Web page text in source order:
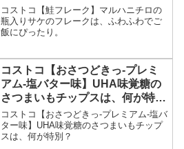
コストコ【鮭フレーク】マルハニチロの
瓶入りサケのフレークは、ふわふわでご
飯にぴったり。
コストコ【おさつどきっ-プレミ
アム-塩バター味】UHA味覚糖の
さつまいもチップスは、何が特
別？
コストコ【おさつどきっ-プレミアム-塩バ
ター味】UHA味覚糖のさつまいもチップ
スは、何が特別？